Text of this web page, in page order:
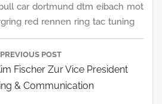
car dortmund dtm eibach mot
red rennen ring tac tuning
PREVIOUS POST
Fischer Zur Vice President
& Communication